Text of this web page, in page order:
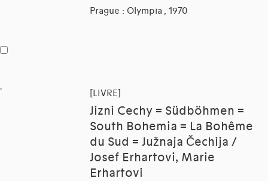
Prague : Olympia , 1970
[LIVRE]
Jizni Cechy = Südböhmen =
South Bohemia = La Bohême
du Sud = Južnaja Čechija /
Josef Erhartovi, Marie
Erhartovi